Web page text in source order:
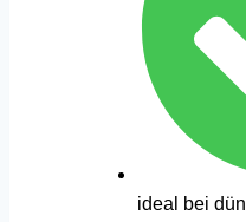
ideal bei